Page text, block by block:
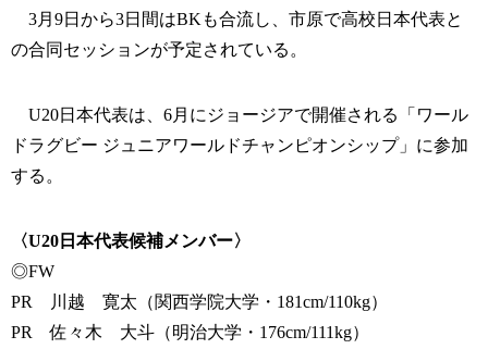
3月9日から3日間はBKも合流し、市原で高校日本代表と
の合同セッションが予定されている。
U20日本代表は、6月にジョージアで開催される「ワール
ドラグビー ジュニアワールドチャンピオンシップ」に参加
する。
〈U20日本代表候補メンバー〉
◎FW
PR 川越 寛太（関西学院大学・181cm/110kg）
PR 佐々木 大斗（明治大学・176cm/111kg）